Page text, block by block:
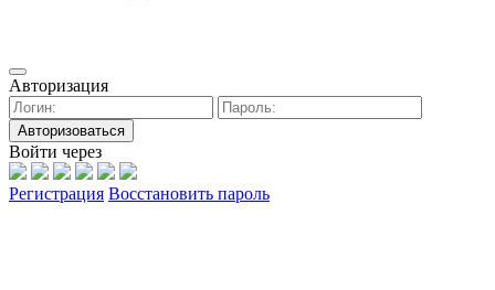
Авторизация
Авторизоваться
Войти через
Регистрация Восстановить пароль